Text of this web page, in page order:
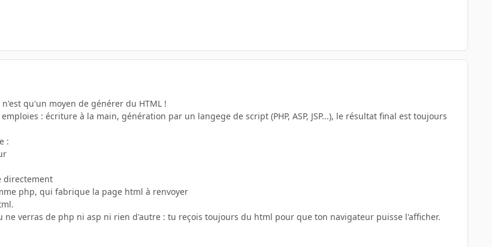
qu'un moyen de générer du HTML !
: écriture à la main, génération par un langege de script (PHP, ASP, JSP...), le résultat final est toujours
:
directement
php, qui fabrique la page html à renvoyer
ne verras de php ni asp ni rien d'autre : tu reçois toujours du html pour que ton navigateur puisse l'afficher.